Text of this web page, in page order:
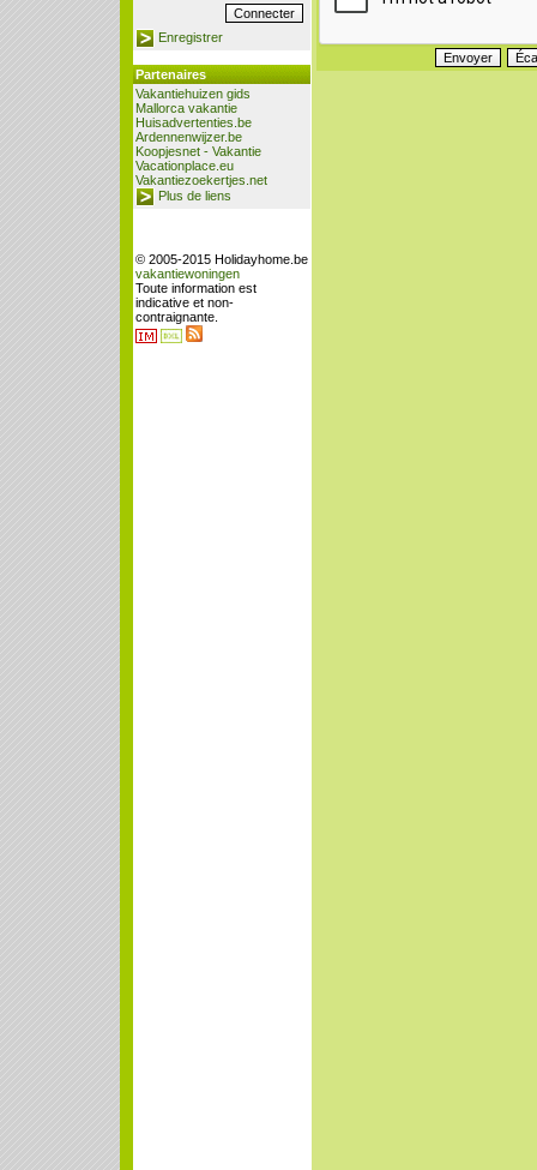
Enregistrer
Partenaires
Vakantiehuizen gids
Mallorca vakantie
Huisadvertenties.be
Ardennenwijzer.be
Koopjesnet - Vakantie
Vacationplace.eu
Vakantiezoekertjes.net
Plus de liens
© 2005-2015 Holidayhome.be
vakantiewoningen
Toute information est
indicative et non-
contraignante.